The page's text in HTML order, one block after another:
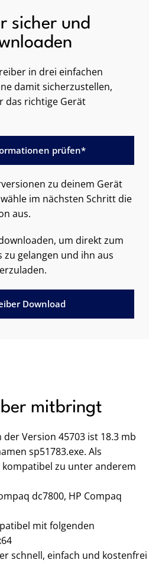
sicher und
in drei einfachen
damit sicherzustellen,
das richtige Gerät
prüfen*
zu deinem Gerät
im nächsten Schritt die
aus.
um direkt zum
gelangen und ihn aus
Download
mitbringt
Version 45703 ist 18.3 mb
sp51783.exe. Als
zu unter anderem
dc7800, HP Compaq
mit folgenden
schnell, einfach und kostenfrei